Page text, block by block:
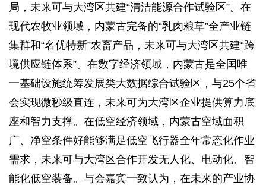
局，未来可与大湾区共建“清洁能源合作试验区”。在
现代农牧业领域，内蒙古完备的“乳肉粮草”全产业链
集群和“名优特新”农畜产品，未来可与大湾区共建“跨
境供应链体系”。在数字经济领域，内蒙古是全国唯
一基础设施统筹发展类大数据综合试验区，与25个省
会实现微秒级直连，未来可为大湾区企业提供算力底
座和智力支撑。在低空经济领域，内蒙古空域面积
广、净空条件好能够满足低空飞行器全年常态化作业
需求，未来可与大湾区合作开发无人化、电动化、智
能化低空装备。与会嘉宾一致认为，在未来的产业协